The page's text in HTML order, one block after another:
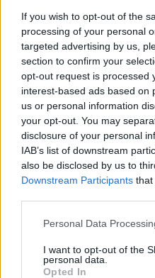
If you wish to opt-out of the
processing of your personal
targeted advertising by us,
section to confirm your
opt-out request is processed
interest-based ads based on
us or personal information
your opt-out. You may
disclosure of your personal
IAB’s list of downstream
also be disclosed by us to
Downstream Participants that
Personal Data
I want to opt-out of the
personal data.
Opted In
Banky
11 so sídlom na
13 pobočiek
Väčšina z nich ponúka:
bežné účty
kreditné karty
sporiace produkty